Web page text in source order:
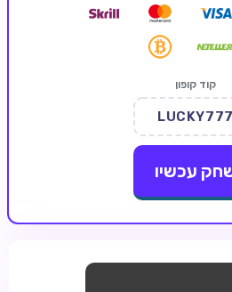
קוד קופון
LUCKY777
עכשיו